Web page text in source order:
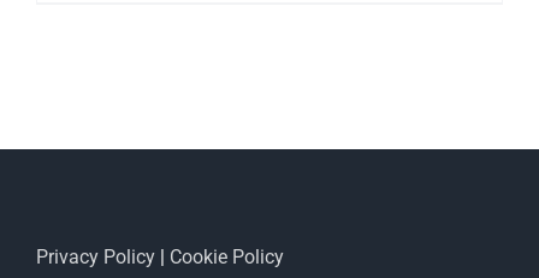
Privacy Policy Cookie Policy